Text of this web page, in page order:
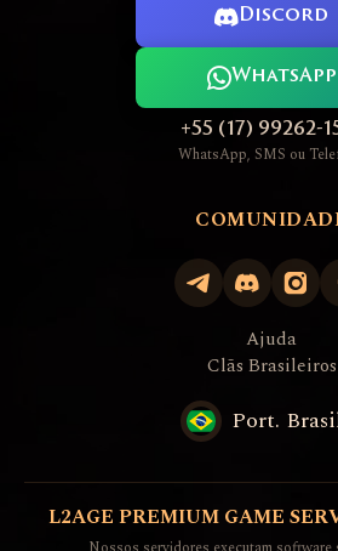
Discord
WhatsApp
+55 (17) 99262-
WhatsApp, SMS ou
Ajuda
Clãs Brasileiros
Port.
L2AGE PREMIUM GAME